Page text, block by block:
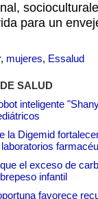
para un
, mujeres, Essalud
SALUD
inteligente
la Digemid
el exceso de
infantil
favorece